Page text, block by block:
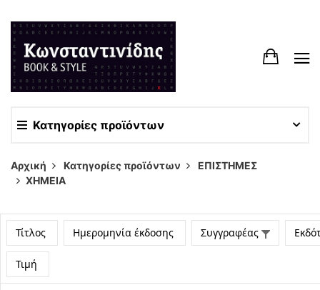
Κατηγορίες προϊόντων
Αρχική Κατηγορίες προϊόντων
ΕΠΙΣΤΗΜΕΣ
ΧΗΜΕΙΑ
Τίτλος Ημερομηνία έκδοσης Συγγραφέας
Τιμή